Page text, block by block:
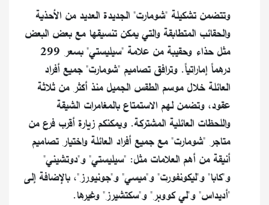
وتتضمن تشكيلة "شومارت" الجديدة العديد من الأحذية
والحقائب المتطابقة والتي يمكن تنسيقها مع بعض البعض
مثل حذاء وحقيبة من علامة "سيليستي" بسعر 299
درهماً إماراتياً. وترافق تصاميم "شومارت" جميع أفراد
العائلة خلال موسم الطقس الجميل منذ أكثر من ثلاثة
عقود، وتضمن لهم الاستمتاع بالمغامرات الشيقة
واللحظات العائلية المشتركة. ويمكنكم زيارة أقرب فرع من
متاجر "شومارت" مع جميع أفراد العائلة واختيار تصاميم
أنيقة من أهم العلامات مثل: "سيليستي" و"دوتشيني"
و"كابا" و"ليكونفورت" و"ميسي" و"جونيورز"، بالإضافة إلى
"أديداس" و"لي كووبر" و"سكتشيرز" وغيرها.